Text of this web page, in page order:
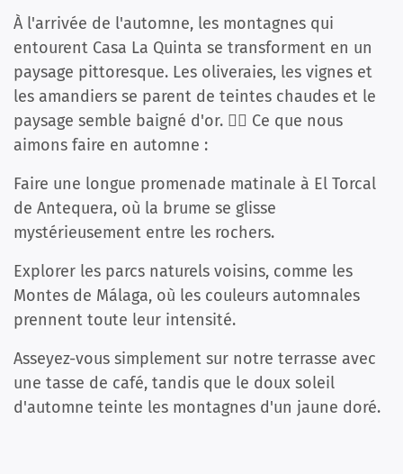
À l'arrivée de l'automne, les montagnes qui
entourent Casa La Quinta se transforment en un
paysage pittoresque. Les oliveraies, les vignes et
les amandiers se parent de teintes chaudes et le
paysage semble baigné d'or. 🚶‍♂️ Ce que nous
aimons faire en automne :
Faire une longue promenade matinale à El Torcal
de Antequera, où la brume se glisse
mystérieusement entre les rochers.
Explorer les parcs naturels voisins, comme les
Montes de Málaga, où les couleurs automnales
prennent toute leur intensité.
Asseyez-vous simplement sur notre terrasse avec
une tasse de café, tandis que le doux soleil
d'automne teinte les montagnes d'un jaune doré.